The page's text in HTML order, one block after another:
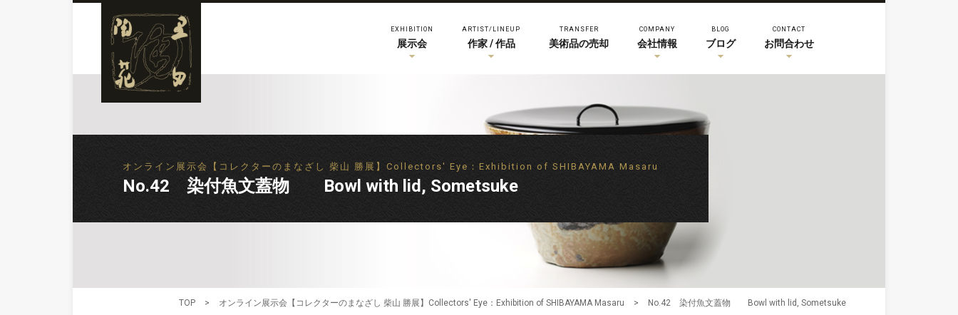
EXHIBITION
展示会
ARTIST/LINEUP
作家 / 作品
TRANSFER
美術品の売却
COMPANY
会社情報
BLOG
ブログ
CONTACT
お問合わせ
オンライン展示会【コレクターのまなざし 柴山 勝展】Collectors' Eye：Exhibition of SHIBAYAMA Masaru
No.42 染付魚文蓋物 Bowl with lid, Sometsuke
TOP > オンライン展示会【コレクターのまなざし 柴山 勝展】Collectors' Eye：Exhibition of SHIBAYAMA Masaru > No.42 染付魚文蓋物 Bowl with lid, Sometsuke